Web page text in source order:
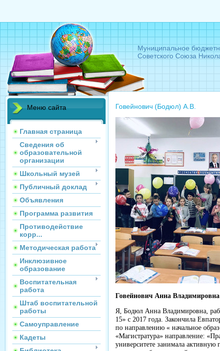
Муниципальное
Советского Союза
Меню сайта
Главная страница
Сведения об
образовательной
организации
Школьный музей
Публичный доклад
Объявления
Программа развития
Противодействие
корр...
Методическая работа
Инклюзивное
образование
Воспитательная
работа
Штаб воспитательной
работы
Самоуправление
Кадеты
Говейнович (Бодюл) А.В.
Говейнович Анна Владимировна
Я, Бодюл Анна Владимировна,
15» с 2017 года. Закончила
по направлению « начальное
«Магистратура» направление:
университете занимала